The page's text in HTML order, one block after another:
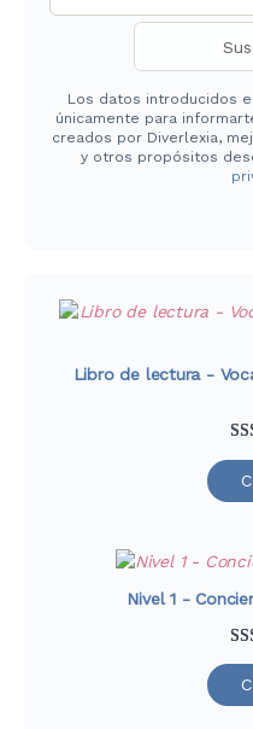
Los datos introducidos
únicamente para
creados por Diverlexia,
y otros propósitos
Libro de lectura -
39
de
Nivel 1 -
52